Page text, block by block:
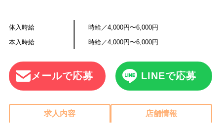
体入時給
時給／4,000円〜6,000円
本入時給
時給／4,000円〜6,000円
メールで応募 LINEで応募
求人内容 店舗情報